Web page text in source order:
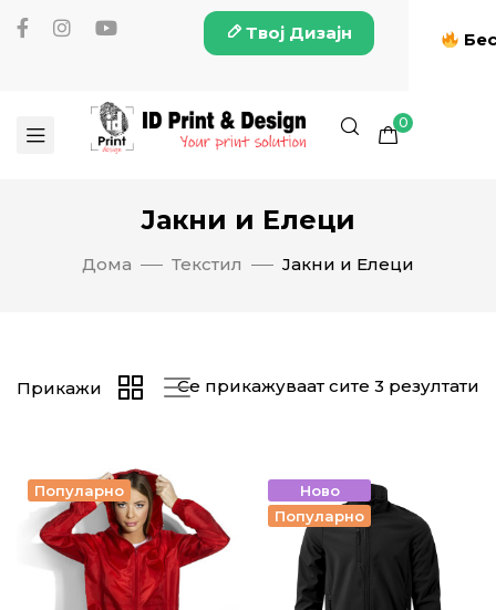
Твој Дизајн
0
Јакни и Елеци
Дома Текстил Јакни и Елеци
Се прикажуваат сите 3 резултати
Прикажи
Популарно
Ново
Популарно